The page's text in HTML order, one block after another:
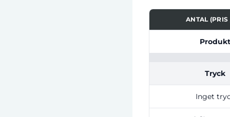
ANTAL (PRIS
Produkt
Tryck
Inget